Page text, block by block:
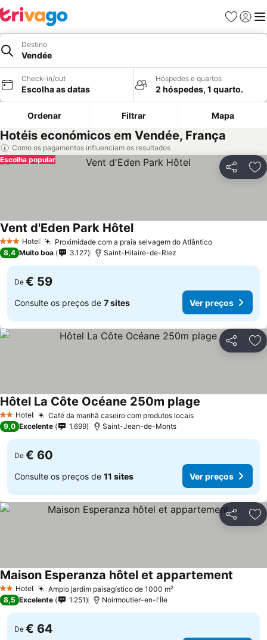
Favoritos
Iniciar
Destino
Vendée
Check-in/out
Escolha as datas
Hóspedes e quartos
2 hóspedes, 1 quarto.
Ordenar Filtrar Mapa
Hotéis económicos em Vendée, França
Como os pagamentos influenciam os resultados
Partilhar
Escolha popular
3 EstrelasHotel Proximidade com a praia selvagem do Atlântico
Vent d'Eden Park Hôtel
8,4 Muito boa 3.127 Saint-Hilaire-de-Riez
De € 59
Consulte os preços de 7 sites Ver preços
Partilhar
2 Estrelas
Hotel Café da manhã caseiro com produtos locais
Hôtel La Côte Océane 250m plage
9,0 Excelente 1.699 Saint-Jean-de-Monts
De € 60
Consulte os preços de 11 sites Ver preços
Partilhar
2 Estrelas
Hotel Amplo jardim paisagístico de 1000 m²
Maison Esperanza hôtel et appartement
8,5 Excelente 1.251 Noirmoutier-en-l'Île
De € 64